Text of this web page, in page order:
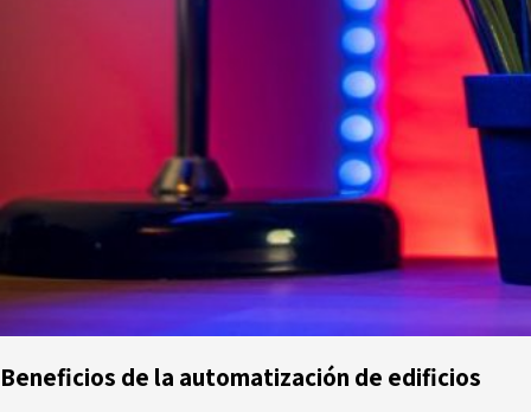
Beneficios de la automatización de edificios